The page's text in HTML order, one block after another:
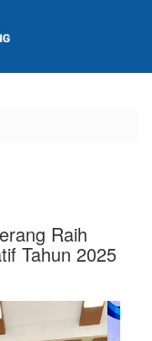
Raih
Tahun 2025